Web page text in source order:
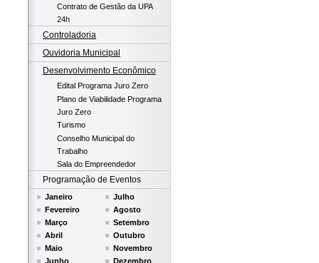
Contrato de Gestão da UPA
24h
Controladoria
Ouvidoria Municipal
Desenvolvimento Econômico
Edital Programa Juro Zero
Plano de Viabilidade Programa
Juro Zero
Turismo
Conselho Municipal do
Trabalho
Sala do Empreendedor
Programação de Eventos
Janeiro
Fevereiro
Março
Abril
Maio
Junho
Julho
Agosto
Setembro
Outubro
Novembro
Dezembro